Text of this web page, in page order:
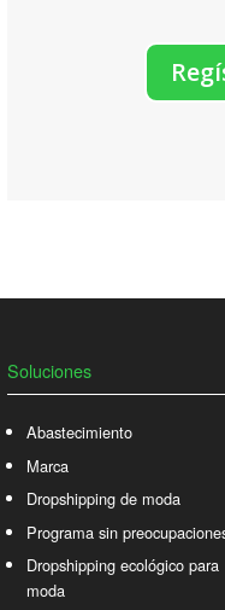
Soluciones
Abastecimiento
Marca
Dropshipping de moda
Programa sin
Dropshipping ecológico para
moda